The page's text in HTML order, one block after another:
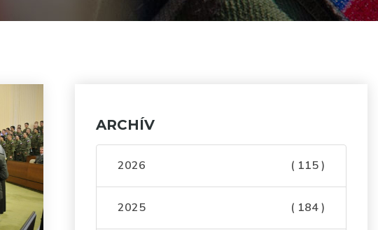
ARCHÍV
2026 ( 115 )
2025 ( 184 )